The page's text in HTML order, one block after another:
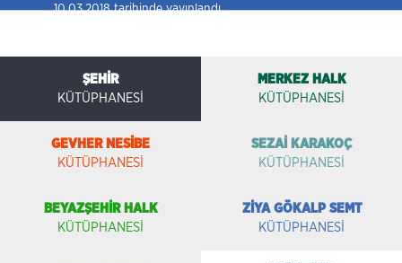
10.03.2018 tarihinde yayınlandı.
ŞEHİR
KÜTÜPHANESİ
MERKEZ HALK
KÜTÜPHANESİ
GEVHER NESİBE
KÜTÜPHANESİ
SEZAİ KARAKOÇ
KÜTÜPHANESİ
BEYAZŞEHİR HALK
KÜTÜPHANESİ
ZİYA GÖKALP SEMT
KÜTÜPHANESİ